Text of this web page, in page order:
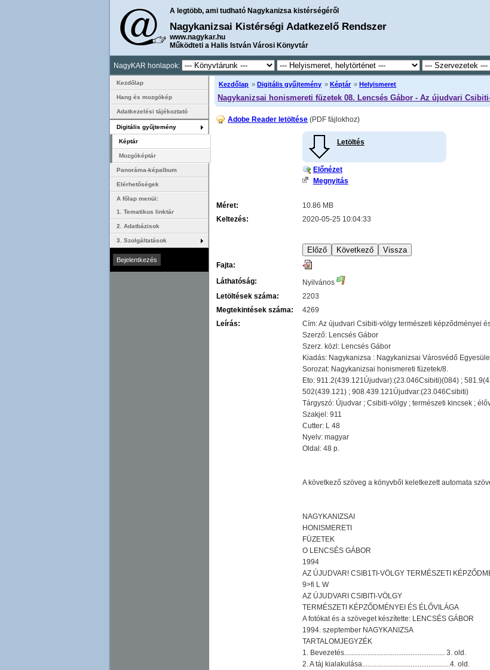
A legtöbb, ami tudható Nagykanizsa kistérségéről
Nagykanizsai Kistérségi Adatkezelő Rendszer
www.nagykar.hu
Működteti a Halis István Városi Könyvtár
NagyKAR honlapok:
Kezdőlap » Digitális gyűjtemény » Képtár » Helyismeret
Nagykanizsai honismereti füzetek 08. Lencsés Gábor - Az újudvari
Adobe Reader letöltése (PDF fájlokhoz)
Letöltés
Előnézet
Megnyitás
Méret:
10.86 MB
Keltezés:
2020-05-25 10:04:33
Fajta:
Láthatóság:
Nyilvános
Letöltések száma:
2203
Megtekintések száma:
4269
Leírás:
Cím: Az újudvari Csibiti-völgy természeti képződményei
Szerző: Lencsés Gábor
Szerz. közl: Lencsés Gábor
Kiadás: Nagykanizsa : Nagykanizsai Városvédő
Sorozat: Nagykanizsai honismereti füzetek/8.
Eto: 911.2(439.121Újudvar):(23.046Csibiti)(084) ;
502(439.121) ; 908.439.121Újudvar:(23.046Csibiti)
Tárgyszó: Újudvar ; Csibiti-völgy ; természeti kincsek ;
Szakjel: 911
Cutter: L 48
Nyelv: magyar
Oldal: 48 p.
A következő szöveg a könyvből keletkezett automata
NAGYKANIZSAI
HONISMERETI
FÜZETEK
O LENCSÉS GÁBOR
1994
AZ ÚJUDVAR! CSIB1TI-VÖLGY TERMÉSZETI
9>fi L W
AZ ÚJUDVARI CSIBITI-VÖLGY
TERMÉSZETI KÉPZŐDMÉNYEI ÉS ÉLŐVILÁGA
A fotókat és a szöveget készítette: LENCSÉS GÁBOR
1994. szeptember NAGYKANIZSA
TARTALOMJEGYZÉK
1. Bevezetés........................................................ 3. old.
2. A táj kialakulása.................................................4. old.
Kezdőlap
Hang és mozgókép
Adatkezelési tájékoztató
Digitális gyűjtemény
Képtár
Mozgóképtár
Panoráma-képalbum
Elérhetőségek
A főlap menüi:
1. Tematikus linktár
2. Adatbázisok
3. Szolgáltatások